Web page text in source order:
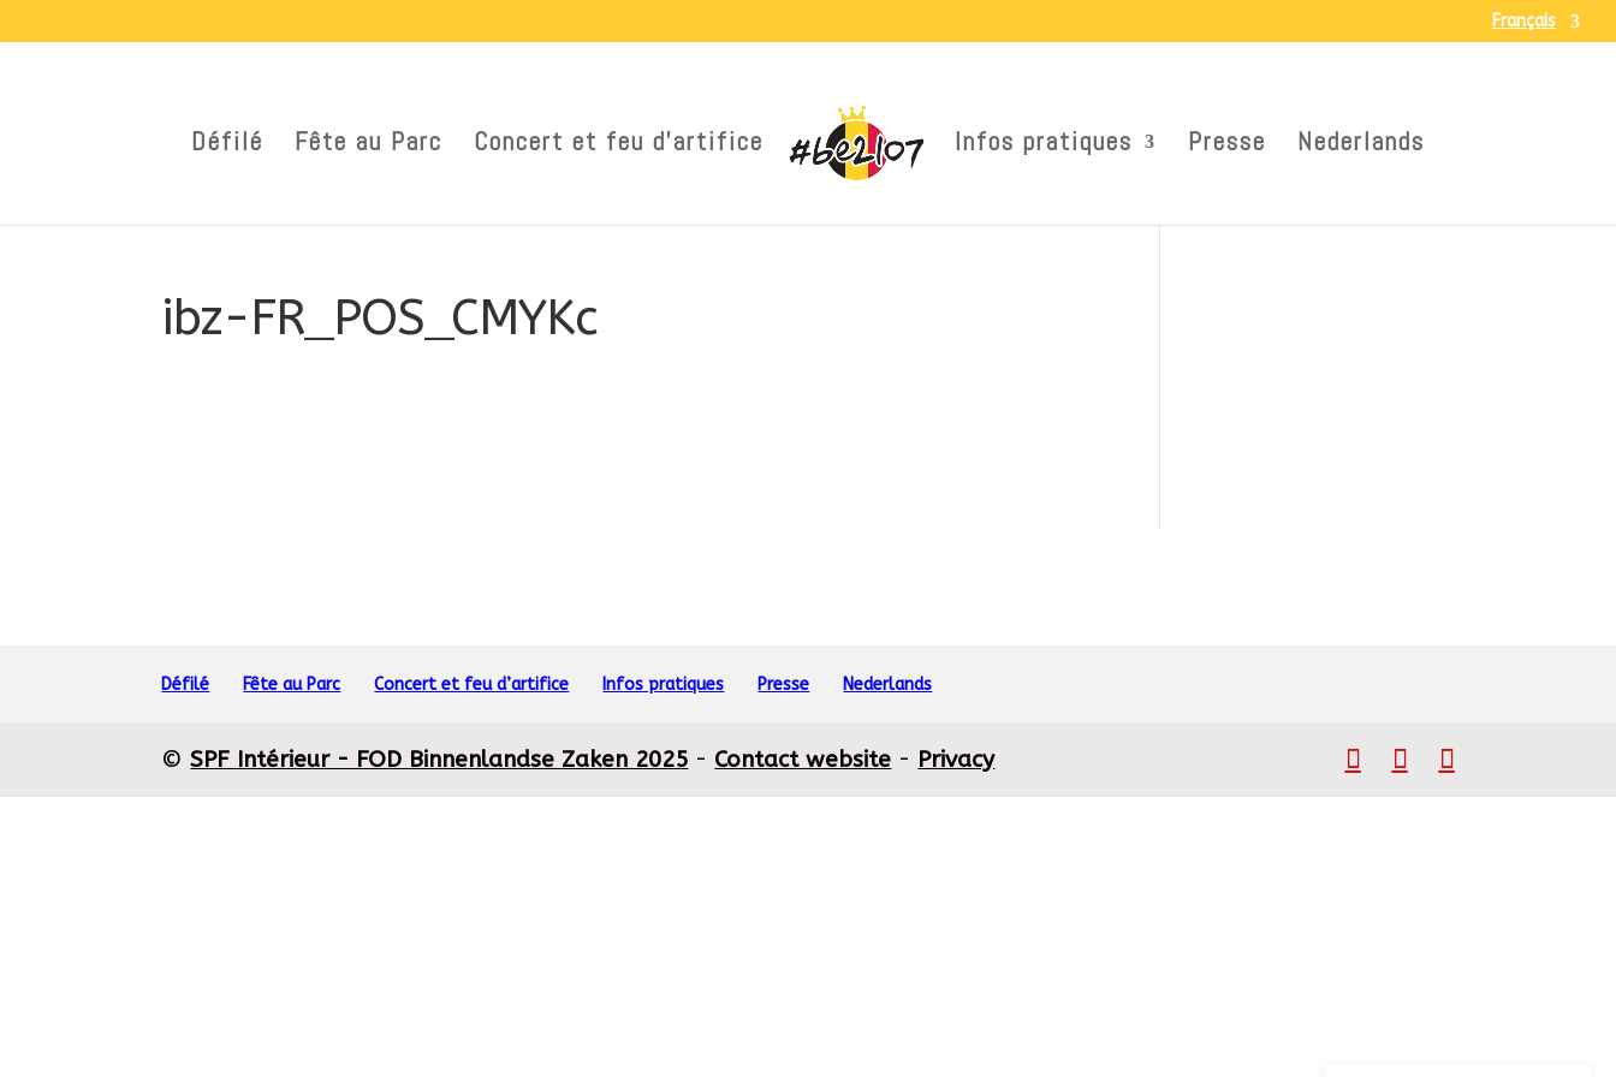
Français
Défilé Fête au Parc Concert et feu d’artifice Infos pratiques Presse Nederlands
ibz-FR_POS_CMYKc
Défilé Fête au Parc Concert et feu d’artifice Infos pratiques Presse Nederlands
©SPF Intérieur - FOD Binnenlandse Zaken 2025 - Contact website - Privacy